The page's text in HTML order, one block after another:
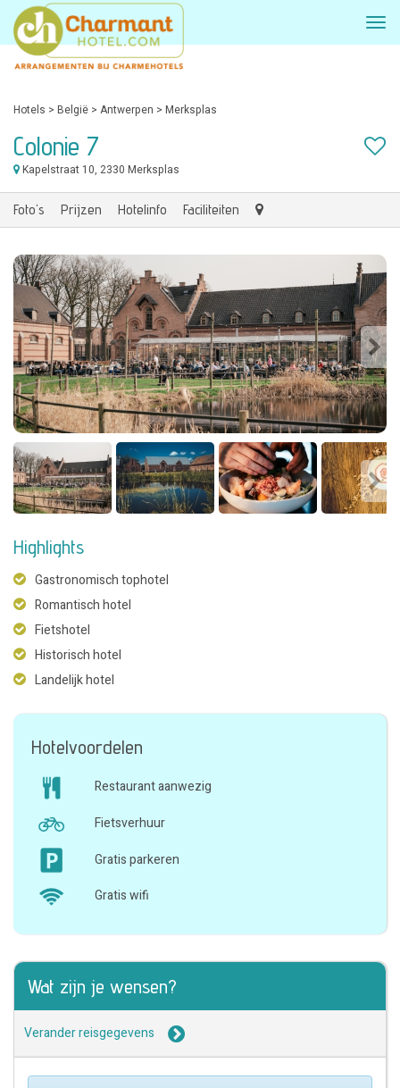
Hotels > België > Antwerpen > Merksplas
Colonie 7
Kapelstraat 10, 2330 Merksplas
Foto's Prijzen Hotelinfo Faciliteiten
Highlights
Gastronomisch tophotel
Romantisch hotel
Fietshotel
Historisch hotel
Landelijk hotel
Hotelvoordelen
Restaurant aanwezig
Fietsverhuur
Gratis parkeren
Gratis wifi
Wat zijn je wensen?
Verander reisgegevens